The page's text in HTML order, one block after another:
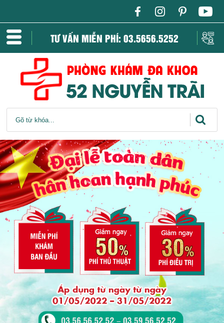
TƯ VẤN MIỄN PHÍ: 03.5656.5252